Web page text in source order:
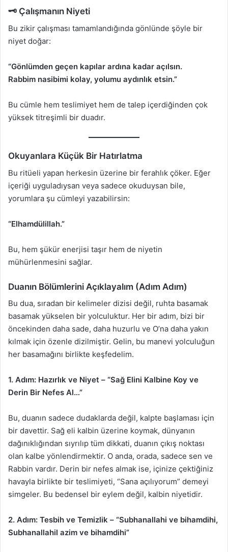
🗝️ Çalışmanın Niyeti
Bu zikir çalışması tamamlandığında gönlünde şöyle bir
niyet doğar:
“Gönlümden geçen kapılar ardına kadar açılsın.
Rabbim nasibimi kolay, yolumu aydınlık etsin.”
Bu cümle hem teslimiyet hem de talep içerdiğinden çok
yüksek titreşimli bir duadır.
Okuyanlara Küçük Bir Hatırlatma
Bu ritüeli yapan herkesin üzerine bir ferahlık çöker. Eğer
içeriği uyguladıysan veya sadece okuduysan bile,
yorumlara şu cümleyi yazabilirsin:
“Elhamdülillah.”
Bu, hem şükür enerjisi taşır hem de niyetin
mühürlenmesini sağlar.
Duanın Bölümlerini Açıklayalım (Adım Adım)
Bu dua, sıradan bir kelimeler dizisi değil, ruhta basamak
basamak yükselen bir yolculuktur. Her bir adım, bizi bir
öncekinden daha sade, daha huzurlu ve O’na daha yakın
kılmak için özenle dizilmiştir. Gelin, bu manevi yolculuğun
her basamağını birlikte keşfedelim.
1. Adım: Hazırlık ve Niyet – “Sağ Elini Kalbine Koy ve
Derin Bir Nefes Al…”
Bu, duanın sadece dudaklarda değil, kalpte başlaması için
bir davettir. Sağ eli kalbin üzerine koymak, dünyanın
dağınıklığından sıyrılıp tüm dikkati, duanın çıkış noktası
olan kalbe yönlendirmektir. O anda, orada, sadece sen ve
Rabbin vardır. Derin bir nefes almak ise, içinize çektiğiniz
havayla birlikte bir teslimiyeti, “Sana açılıyorum” demeyi
simgeler. Bu bedensel bir eylem değil, kalbin niyetidir.
2. Adım: Tesbih ve Temizlik – “Subhanallahi ve bihamdihi,
Subhanallahil azim ve bihamdihi”